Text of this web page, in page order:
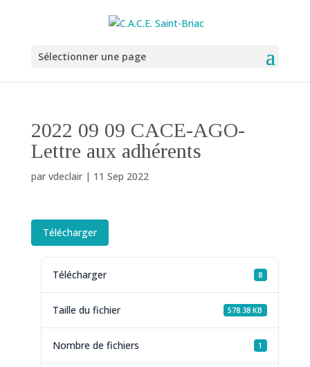
Sélectionner une page
2022 09 09 CACE-AGO-
Lettre aux adhérents
par vdeclair| 11 Sep 2022
Télécharger
Télécharger 8
Taille du fichier 578.38 KB
Nombre de fichiers 1